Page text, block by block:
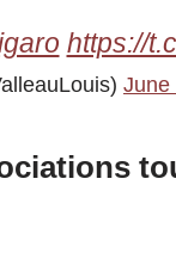
https://
June